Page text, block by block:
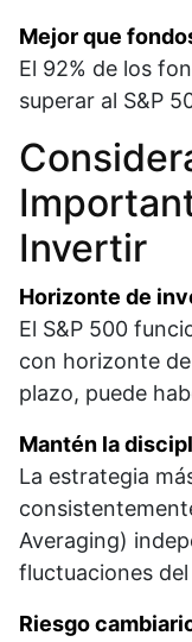
Mejor que
El 92% de los
superar al S&P
Invertir
Horizonte de
El S&P 500
con horizonte
plazo, puede
Mantén la
La estrategia
Averaging)
fluctuaciones
Riesgo